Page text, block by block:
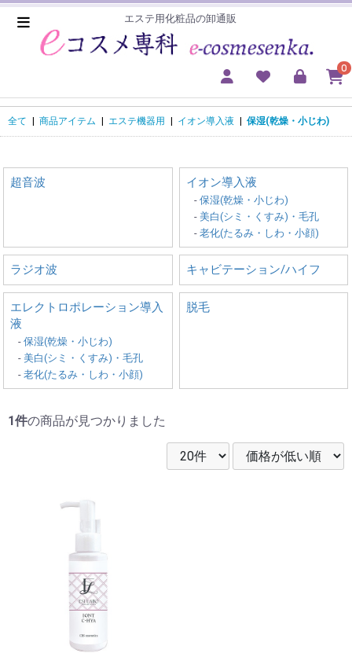
エステ用化粧品の卸通販
0
全て 商品アイテム エステ機器用 イオン導入液 保湿(乾燥・小じわ)
超音波 イオン導入液
-保湿(乾燥・小じわ)
-美白(シミ・くすみ)・毛孔
-老化(たるみ・しわ・小顔)
ラジオ波 キャビテーション/ハイフ
エレクトロポレーション導入
液
-保湿(乾燥・小じわ)
-美白(シミ・くすみ)・毛孔
-老化(たるみ・しわ・小顔)
脱毛
1件の商品が見つかりました